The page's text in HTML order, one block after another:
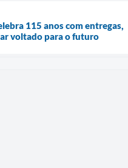
115 anos com entregas,
voltado para o futuro